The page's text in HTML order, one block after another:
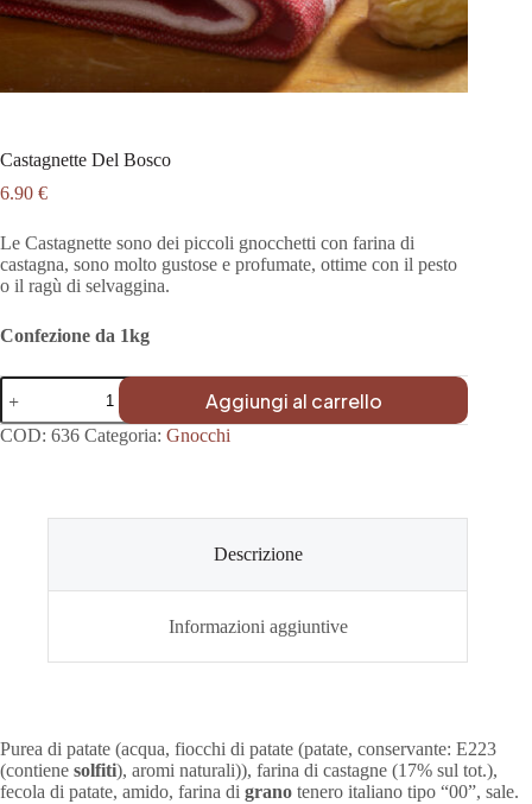
Castagnette Del Bosco
6.90 €
Le Castagnette sono dei piccoli gnocchetti con farina di
castagna, sono molto gustose e profumate, ottime con il pesto
o il ragù di selvaggina.
Confezione da 1kg
Castagnette
Del
Bosco
quantità
Aggiungi al carrello
COD: 636 Categoria: Gnocchi
Descrizione
Informazioni aggiuntive
Purea di patate (acqua, fiocchi di patate (patate, conservante: E223
(contiene solfiti), aromi naturali)), farina di castagne (17% sul tot.),
fecola di patate, amido, farina di grano tenero italiano tipo “00”, sale.